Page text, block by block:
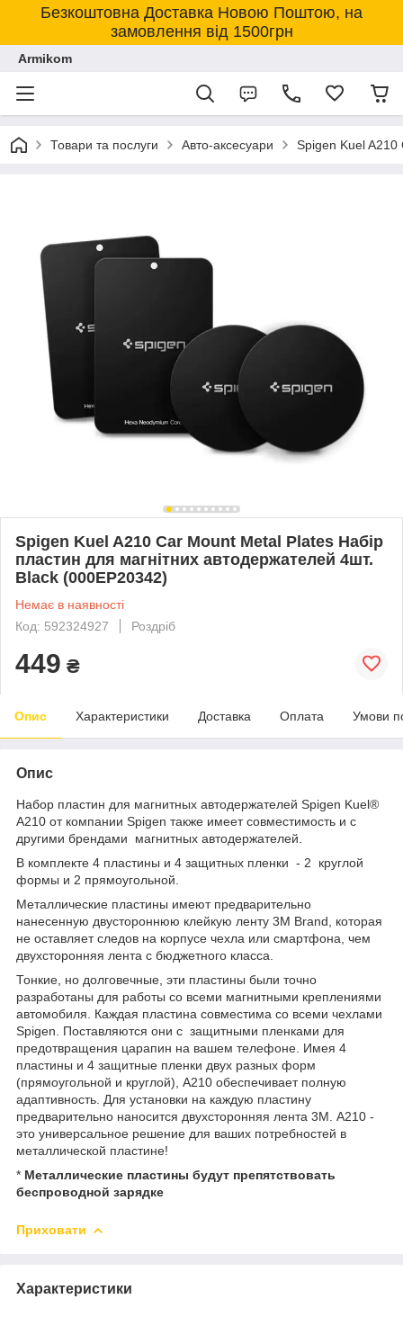
Безкоштовна Доставка Новою Поштою, на
замовлення від 1500грн
Armikom
Товари та послуги Авто-аксесуари Spigen Kuel A210
Spigen Kuel A210 Car Mount Metal Plates Набір
пластин для магнітних автодержателей 4шт.
Black (000EP20342)
Немає в наявності
Код: 592324927
Роздріб
449 ₴
Опис Характеристики Доставка Оплата Умови
Опис
Набор пластин для магнитных автодержателей Spigen Kuel®
A210 от компании Spigen также имеет совместимость и с
другими брендами магнитных автодержателей.
В комплекте 4 пластины и 4 защитных пленки - 2 круглой
формы и 2 прямоугольной.
Металлические пластины имеют предварительно
нанесенную двустороннюю клейкую ленту 3M Brand, которая
не оставляет следов на корпусе чехла или смартфона, чем
двухсторонняя лента с бюджетного класса.
Тонкие, но долговечные, эти пластины были точно
разработаны для работы со всеми магнитными креплениями
автомобиля. Каждая пластина совместима со всеми чехлами
Spigen. Поставляются они с защитными пленками для
предотвращения царапин на вашем телефоне. Имея 4
пластины и 4 защитные пленки двух разных форм
(прямоугольной и круглой), A210 обеспечивает полную
адаптивность. Для установки на каждую пластину
предварительно наносится двухсторонняя лента 3M. A210 -
это универсальное решение для ваших потребностей в
металлической пластине!
* Металлические пластины будут препятствовать
беспроводной зарядке
Приховати
Характеристики